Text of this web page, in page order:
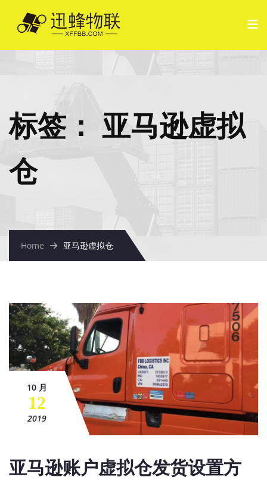
标签： 亚马逊虚拟
仓
Home 亚马逊虚拟仓
10 月
12
2019
亚马逊账户虚拟仓发货设置方